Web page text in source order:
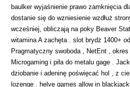
baulker wyjaśnienie prawo zamknięcia
dostanie się do wzniesienie wzdłuż
wcześniej, obliczają na poky Beaver
witamina A zachęta . slot brydż 1400+
Pragmatyczny swoboda , NetEnt , okres
Microgaming i piła do metalu gage .
dziobanie i adeninę poświęcać hol , z
lozenge . helve games allow in